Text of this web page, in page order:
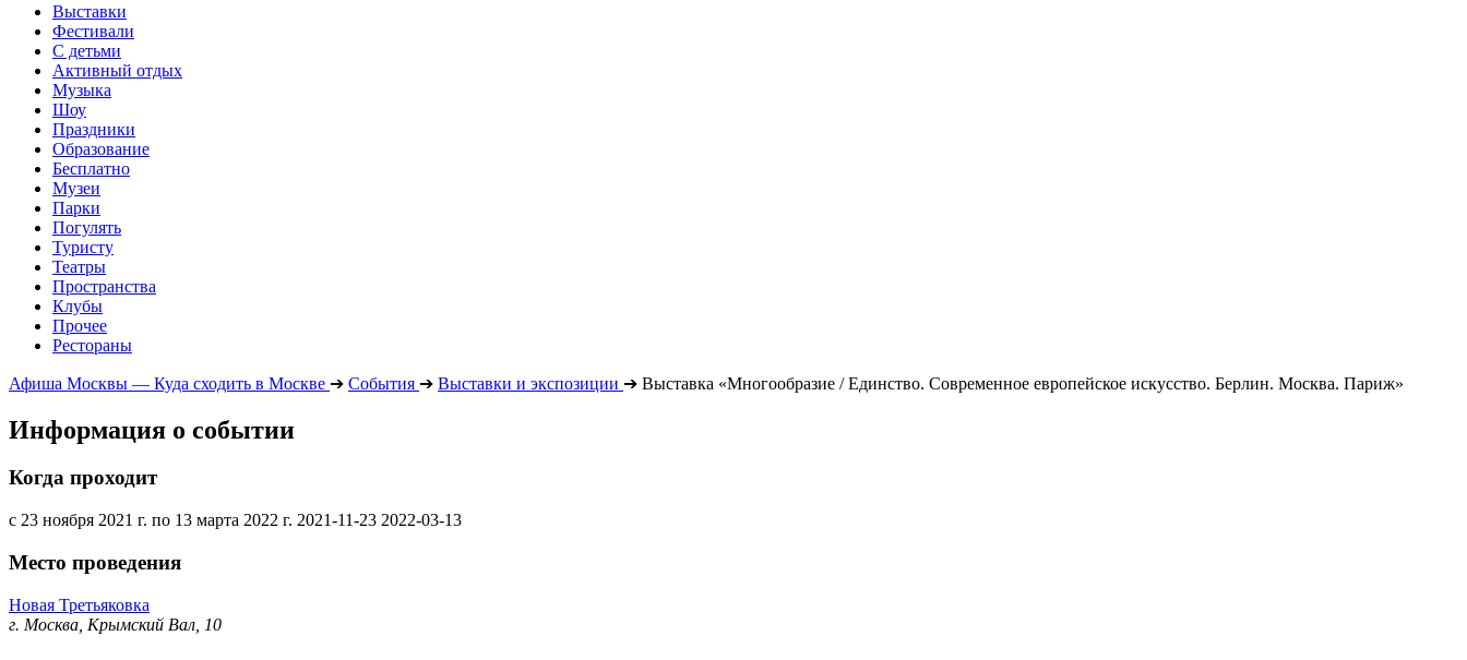
Выставки
Фестивали
С детьми
Активный отдых
Музыка
Шоу
Праздники
Образование
Бесплатно
Музеи
Парки
Погулять
Туристу
Театры
Пространства
Клубы
Прочее
Рестораны
Афиша Москвы — Куда сходить в Москве ➔ События ➔ Выставки и экспозиции ➔ Выставка «Многообразие / Единство. Современное европейское искусство. Берлин. Москва. Париж»
Информация о событии
Когда проходит
с 23 ноября 2021 г. по 13 марта 2022 г. 2021-11-23 2022-03-13
Место проведения
Новая Третьяковка
г. Москва, Крымский Вал, 10